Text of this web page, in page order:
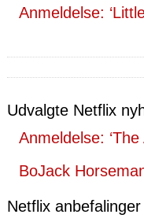
Anmeldelse:
Udvalgte Netflix
Anmeldelse: ‘The
BoJack
Netflix anbefalinger